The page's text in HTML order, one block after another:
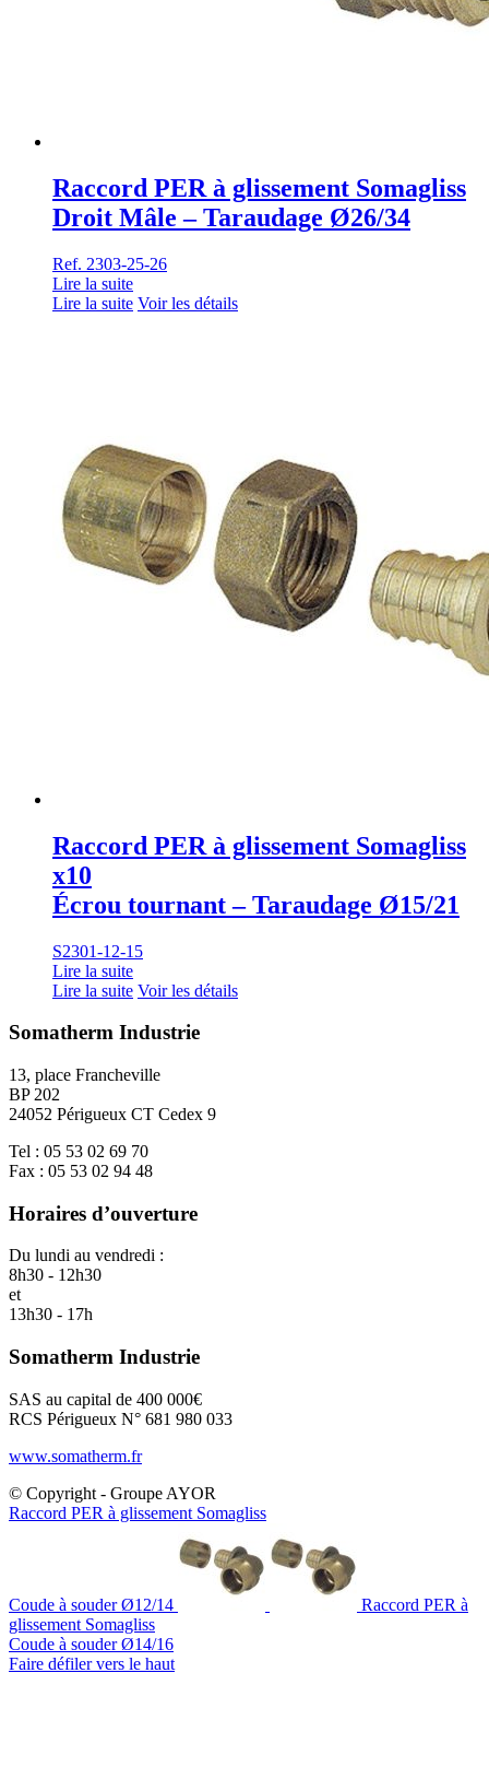
Raccord PER à glissement Somagliss
Droit Mâle – Taraudage Ø26/34
Ref. 2303-25-26
Lire la suite
Lire la suite Voir les détails
Raccord PER à glissement Somagliss
x10
Écrou tournant – Taraudage Ø15/21
S2301-12-15
Lire la suite
Lire la suite Voir les détails
Somatherm Industrie
13, place Francheville
BP 202
24052 Périgueux CT Cedex 9
Tel : 05 53 02 69 70
Fax : 05 53 02 94 48
Horaires d’ouverture
Du lundi au vendredi :
8h30 - 12h30
et
13h30 - 17h
Somatherm Industrie
SAS au capital de 400 000€
RCS Périgueux N° 681 980 033
www.somatherm.fr
© Copyright - Groupe AYOR
Raccord PER à glissement Somagliss
Coude à souder Ø12/14
Raccord PER à
glissement Somagliss
Coude à souder Ø14/16
Faire défiler vers le haut